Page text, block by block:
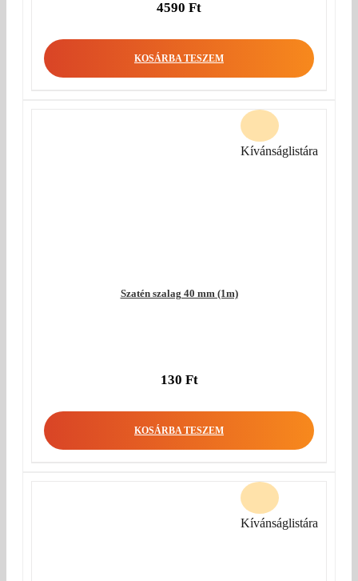
4590 Ft
KOSÁRBA TESZEM
Szatén szalag 40 mm (1m)
130 Ft
KOSÁRBA TESZEM
Kívánságlistára
Kívánságlistára